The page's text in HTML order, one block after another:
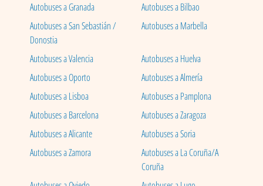
Autobuses a Granada
Autobuses a Bilbao
Autobuses a San Sebastián /
Donostia
Autobuses a Marbella
Autobuses a Valencia
Autobuses a Huelva
Autobuses a Oporto
Autobuses a Almería
Autobuses a Lisboa
Autobuses a Pamplona
Autobuses a Barcelona
Autobuses a Zaragoza
Autobuses a Alicante
Autobuses a Soria
Autobuses a Zamora
Autobuses a La Coruña/A
Coruña